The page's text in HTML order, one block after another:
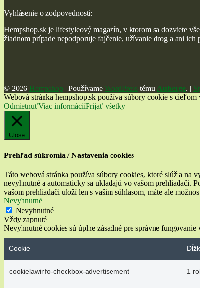
Vyhlásenie o zodpovednosti:
Hempshop.sk je lifestyleový magazín, v ktorom sa dozviete
žiadnom prípade nepodporuje fajčenie, užívanie drog a ani
© 2026 Hempshop | Používame WordPress tému Auberge. |
Webová stránka hempshop.sk používa súbory cookie s
OdmietnuťViac informáciíPrijať všetky
Close
Prehľad súkromia / Nastavenia cookies
Táto webová stránka používa súbory cookies, ktoré slúžia na
nevyhnutné a automaticky sa ukladajú vo vašom prehliadači.
vašom prehliadači uloží len s vašim súhlasom, máte ale
Nevyhnutné
Nevyhnutné
Vždy zapnuté
Nevyhnutné cookies sú úplne zásadné pre správne
Cookie
cookielawinfo-checkbox-advertisement 1